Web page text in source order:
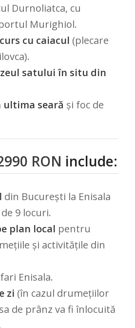
Durnoliatca, cu
Murighiol.
cu caiacul (plecare
satului în situ din
ultima seară și foc de
RON include:
din București la Enisala
9 locuri.
plan local pentru
și activitățile din
Enisala.
zi (în cazul drumețiilor
de prânz va fi înlocuită